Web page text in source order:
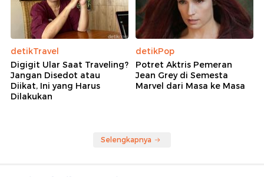
detikTravel
Digigit Ular Saat Traveling?
Jangan Disedot atau
Diikat, Ini yang Harus
Dilakukan
detikPop
Potret Aktris Pemeran
Jean Grey di Semesta
Marvel dari Masa ke Masa
Selengkapnya